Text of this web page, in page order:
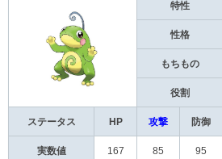
特性
性格
もちもの
役割
ステータス HP 攻撃 防御
実数値 167 85 95